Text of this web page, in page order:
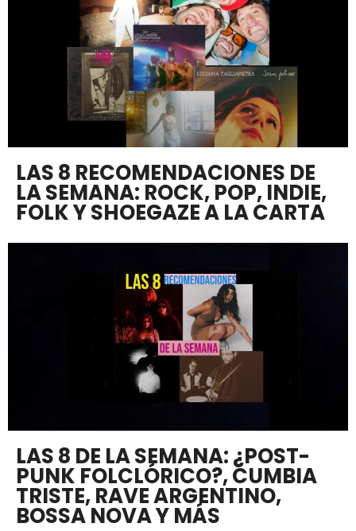
LAS 8 RECOMENDACIONES DE
LA SEMANA: ROCK, POP, INDIE,
FOLK Y SHOEGAZE A LA CARTA
LAS 8 DE LA SEMANA: ¿POST-
PUNK FOLCLÓRICO?, CUMBIA
TRISTE, RAVE ARGENTINO,
BOSSA NOVA Y MÁS